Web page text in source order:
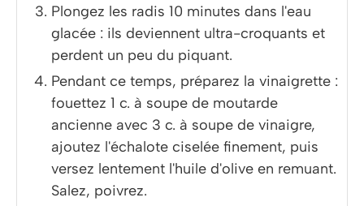
Plongez les radis 10 minutes dans l'eau
glacée : ils deviennent ultra-croquants et
perdent un peu du piquant.
Pendant ce temps, préparez la vinaigrette :
fouettez 1 c. à soupe de moutarde
ancienne avec 3 c. à soupe de vinaigre,
ajoutez l'échalote ciselée finement, puis
versez lentement l'huile d'olive en remuant.
Salez, poivrez.